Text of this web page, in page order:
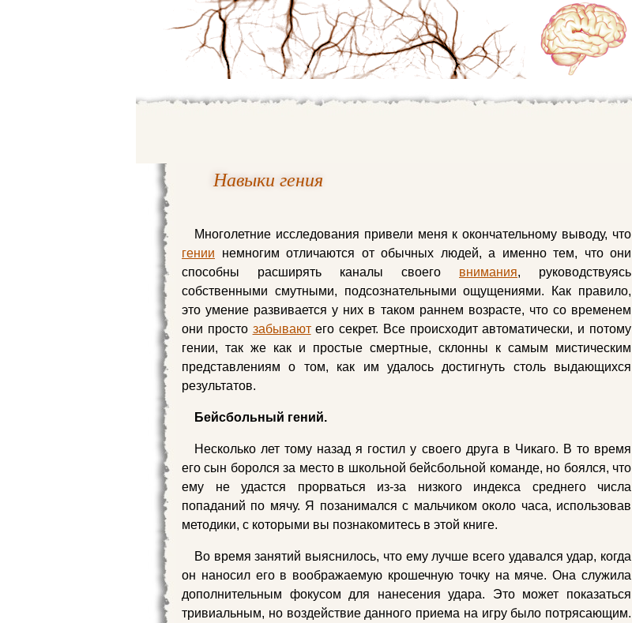
Навыки гения
Многолетние исследования привели меня к окончательному выводу, что
гении немногим отличаются от обычных людей, а именно тем, что они
способны расширять каналы своего внимания, руководствуясь
собственными смутными, подсознательными ощущениями. Как правило,
это умение развивается у них в таком раннем возрасте, что со временем
они просто забываютего секрет. Все происходит автоматически, и потому
гении, так же как и простые смертные, склонны к самым мистическим
представлениям о том, как им удалось достигнуть столь выдающихся
результатов.
Бейсбольный гений.
Несколько лет тому назад я гостил у своего друга в Чикаго. В то время
его сын боролся за место в школьной бейсбольной команде, но боялся, что
ему не удастся прорваться из-за низкого индекса среднего числа
попаданий по мячу. Я позанимался с мальчиком около часа, использовав
методики, с которыми вы познакомитесь в этой книге.
Во время занятий выяснилось, что ему лучше всего удавался удар, когда
он наносил его в воображаемую крошечную точку на мяче. Она служила
дополнительным фокусом для нанесения удара. Это может показаться
тривиальным, но воздействие данного приема на игру было потрясающим.